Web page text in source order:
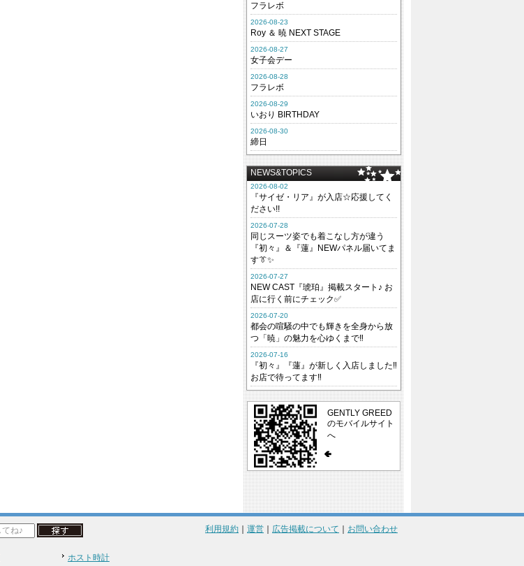
フラレボ
2026-08-23
Roy ＆ 暁 NEXT STAGE
2026-08-27
女子会デー
2026-08-28
フラレボ
2026-08-29
いおり BIRTHDAY
2026-08-30
締日
NEWS&TOPICS
2026-08-02
『サイゼ・リア』が入店☆応援してく
ださい!!
2026-07-28
同じスーツ姿でも着こなし方が違う
『初々』＆『蓮』NEWパネル届いてま
す👔✨
2026-07-27
NEW CAST『琥珀』掲載スタート♪ お
店に行く前にチェック✅
2026-07-20
都会の喧騒の中でも輝きを全身から放
つ「暁」の魅力を心ゆくまで‼︎
2026-07-16
『初々』『蓮』が新しく入店しました‼
お店で待ってます‼
GENTLY GREED
のモバイルサイト
へ
ホスト時計
利用規約 運営 広告掲載について お問い合わせ